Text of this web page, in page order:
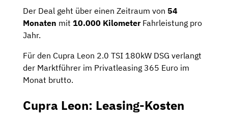
Der Deal geht über einen Zeitraum von 54
Monaten mit 10.000 KilometerFahrleistung pro
Jahr.
Für den Cupra Leon 2.0 TSI 180kW DSG verlangt
der Marktführer im Privatleasing 365 Euro im
Monat brutto.
Cupra Leon: Leasing-Kosten